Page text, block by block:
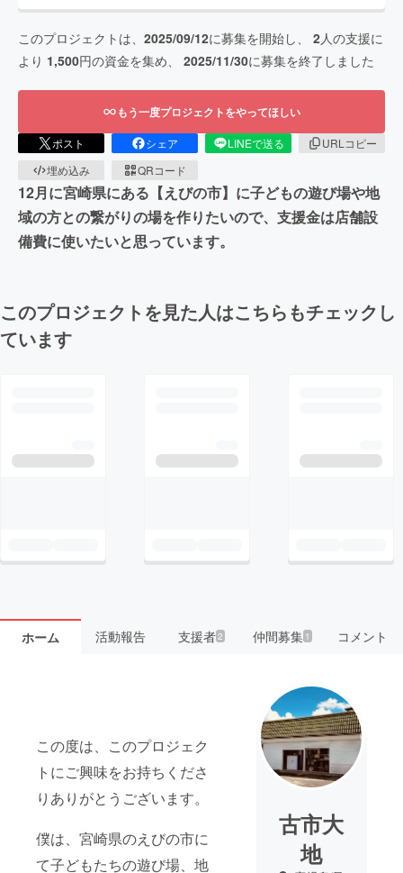
このプロジェクトは、 2025/09/12に募集を開始し、 2人の支援に
より 1,500円の資金を集め、 2025/11/30に募集を終了しました
もう一度プロジェクトをやってほしい
ポスト シェア LINEで送る
URLコピー
埋め込み
QRコード
12月に宮崎県にある【えびの市】に子どもの遊び場や地
域の方との繋がりの場を作りたいので、支援金は店舗設
備費に使いたいと思っています。
このプロジェクトを見た人はこちらもチェックし
ています
ホーム 活動報告 支援者2 仲間募集 1 コメント
この度は、このプロジェク
トにご興味をお持ちくださ
りありがとうございます。
僕は、宮崎県のえびの市に
て子どもたちの遊び場、地
古市大
地